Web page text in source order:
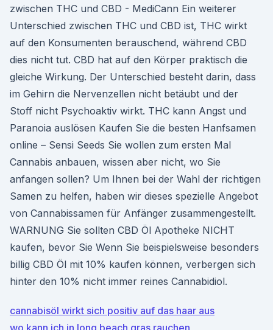
zwischen THC und CBD - MediCann Ein weiterer
Unterschied zwischen THC und CBD ist, THC wirkt
auf den Konsumenten berauschend, während CBD
dies nicht tut. CBD hat auf den Körper praktisch die
gleiche Wirkung. Der Unterschied besteht darin, dass
im Gehirn die Nervenzellen nicht betäubt und der
Stoff nicht Psychoaktiv wirkt. THC kann Angst und
Paranoia auslösen Kaufen Sie die besten Hanfsamen
online – Sensi Seeds Sie wollen zum ersten Mal
Cannabis anbauen, wissen aber nicht, wo Sie
anfangen sollen? Um Ihnen bei der Wahl der richtigen
Samen zu helfen, haben wir dieses spezielle Angebot
von Cannabissamen für Anfänger zusammengestellt.
WARNUNG Sie sollten CBD Öl Apotheke NICHT
kaufen, bevor Sie Wenn Sie beispielsweise besonders
billig CBD Öl mit 10% kaufen können, verbergen sich
hinter den 10% nicht immer reines Cannabidiol.
cannabisöl wirkt sich positiv auf das haar aus
wo kann ich in long beach gras rauchen_